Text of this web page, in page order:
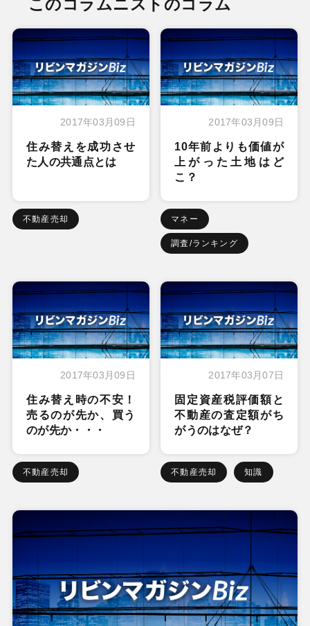
このコラムニストのコラム
2017年03月09日
住み替えを成功させ
た人の共通点とは
不動産売却
2017年03月09日
10年前よりも価値が
上がった土地はど
こ？
マネー
調査/ランキング
2017年03月09日
住み替え時の不安！
売るのが先か、買う
のが先か・・・
不動産売却
2017年03月07日
固定資産税評価額と
不動産の査定額がち
がうのはなぜ？
不動産売却 知識